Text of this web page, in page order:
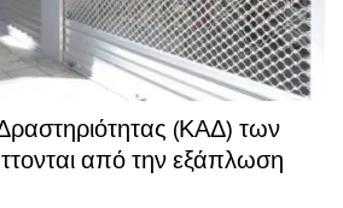
(ΚΑΔ) των
από την εξάπλωση